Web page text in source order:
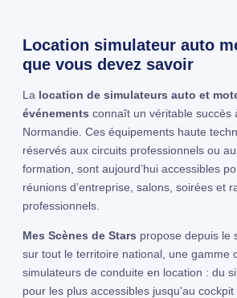
Location simulateur auto
que vous devez savoir
La location de simulateurs auto et
événements connaît un véritable succès
Normandie. Ces équipements haute
réservés aux circuits professionnels ou
formation, sont aujourd’hui accessibles
réunions d’entreprise, salons, soirées et
professionnels.
Mes Scènes de Stars propose depuis le
sur tout le territoire national, une gamme
simulateurs de conduite en location : du
pour les plus accessibles jusqu'au